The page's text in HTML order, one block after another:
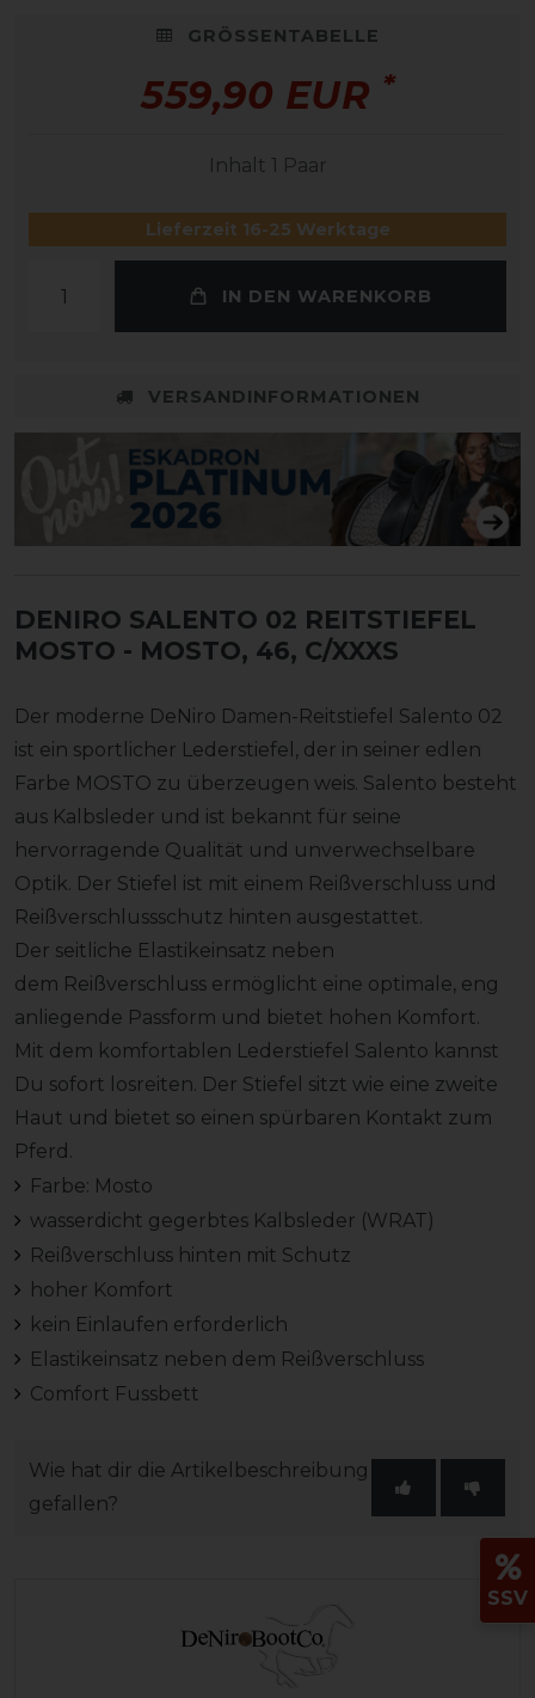
GRÖSSENTABELLE
559,90 EUR *
Inhalt 1 Paar
Lieferzeit 16-25 Werktage
IN DEN WARENKORB
VERSANDINFORMATIONEN
DENIRO SALENTO 02 REITSTIEFEL
MOSTO - MOSTO, 46, C/XXXS
Der moderne DeNiro Damen-Reitstiefel Salento 02
ist ein sportlicher Lederstiefel, der in seiner edlen
Farbe MOSTO zu überzeugen weis. Salento besteht
aus Kalbsleder und ist bekannt für seine
hervorragende Qualität und unverwechselbare
Optik. Der Stiefel ist mit einem Reißverschluss und
Reißverschlussschutz hinten ausgestattet.
Der seitliche Elastikeinsatz neben
dem Reißverschluss ermöglicht eine optimale, eng
anliegende Passform und bietet hohen Komfort.
Mit dem komfortablen Lederstiefel Salento kannst
Du sofort losreiten. Der Stiefel sitzt wie eine zweite
Haut und bietet so einen spürbaren Kontakt zum
Pferd.
Farbe: Mosto
wasserdicht gegerbtes Kalbsleder (WRAT)
Reißverschluss hinten mit Schutz
hoher Komfort
kein Einlaufen erforderlich
Elastikeinsatz neben dem Reißverschluss
Comfort Fussbett
Wie hat dir die Artikelbeschreibung
gefallen?
SSV